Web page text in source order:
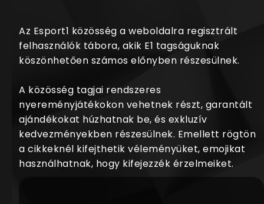
Az Esport1 közösség a weboldalra regisztrált
felhasználók tábora, akik E1 tagságuknak
köszönhetően számos előnyben részesülnek.
A közösség tagjai rendszeres
nyereményjátékokon vehetnek részt, garantált
ajándékokat húzhatnak be, és exkluzív
kedvezményekben részesülnek. Emellett rögtön
a cikkeknél kifejthetik véleményüket, emojikat
használhatnak, hogy kifejezzék érzelmeiket.